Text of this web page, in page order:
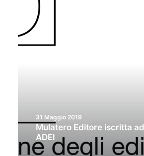
31 Maggio 2019
Mulatero Editore iscritta ad
ADEI